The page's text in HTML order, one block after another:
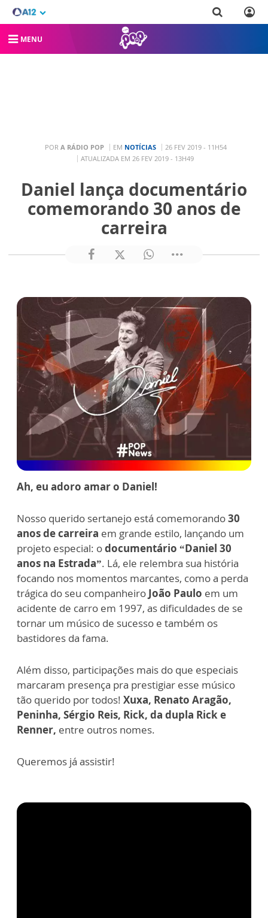
MENU
POR A RÁDIO POP EM NOTÍCIAS
26 FEV 2019 - 11H54
ATUALIZADA EM 26 FEV 2019 - 13H49
Daniel lança documentário
comemorando 30 anos de
carreira
Ah, eu adoro amar o Daniel!
Nosso querido sertanejo está comemorando30
anos de carreira em grande estilo, lançando um
projeto especial: odocumentário “Daniel 30
anos na Estrada”. Lá, ele relembra sua história
focando nos momentos marcantes, como a perda
trágica do seu companheiro João Paulo em um
acidente de carro em 1997, as dificuldades de se
tornar um músico de sucesso e também os
bastidores da fama.
Além disso, participações mais do que especiais
marcaram presença pra prestigiar esse músico
tão querido por todos! Xuxa, Renato Aragão,
Peninha, Sérgio Reis, Rick, da dupla Rick e
Renner, entre outros nomes.
Queremos já assistir!